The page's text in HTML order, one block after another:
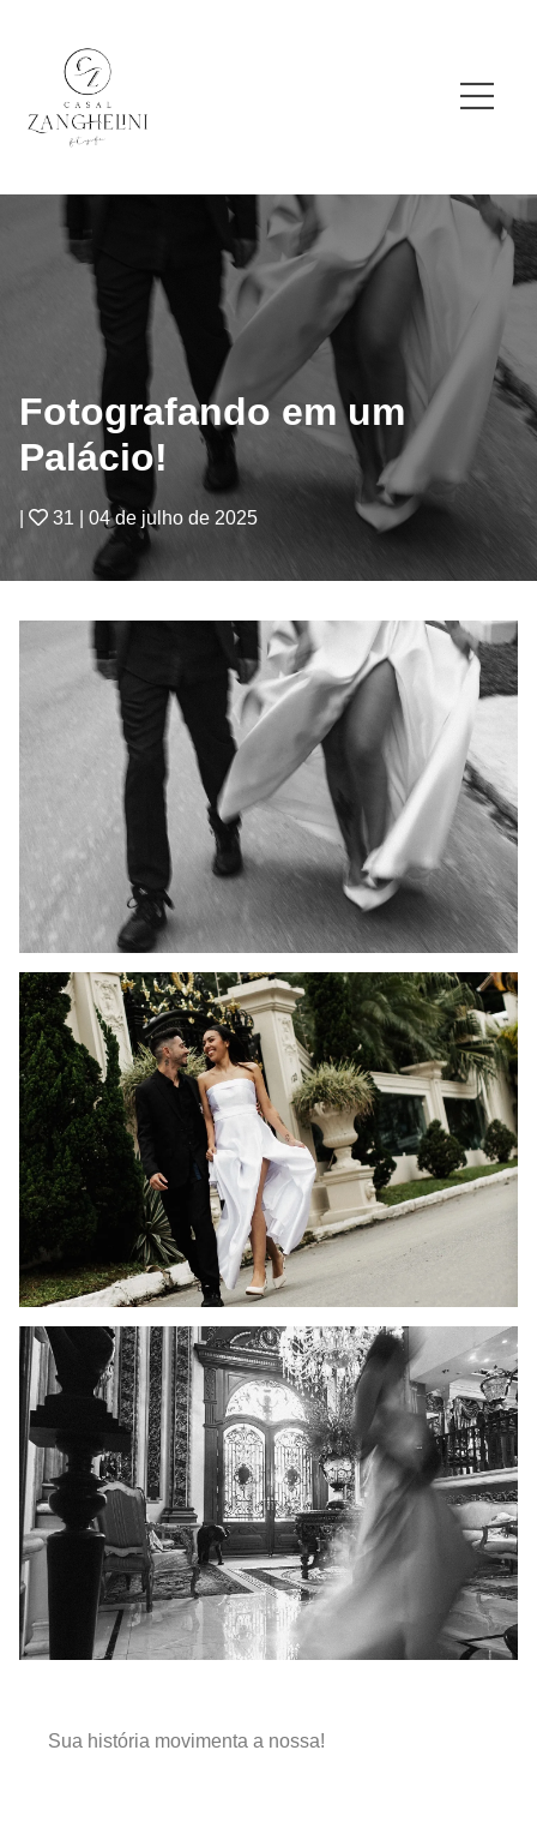
Fotografando em um
Palácio!
31 04 de julho de 2025
Sua história movimenta a nossa!